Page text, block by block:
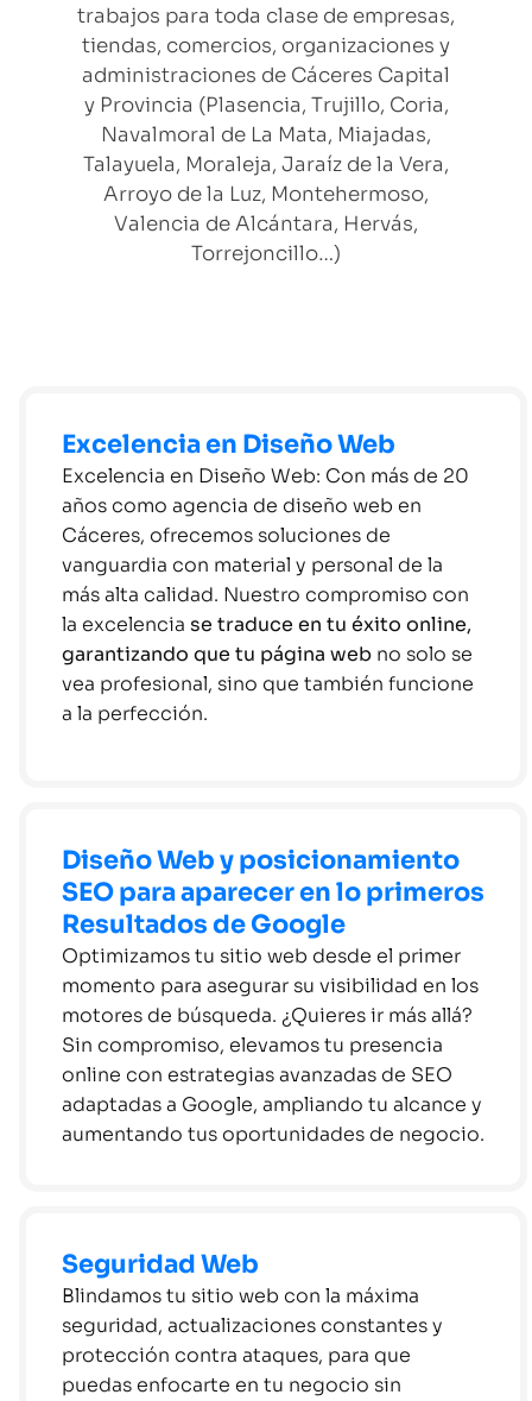
trabajos para toda clase de empresas,
tiendas, comercios, organizaciones y
administraciones de Cáceres Capital
y Provincia (Plasencia, Trujillo, Coria,
Navalmoral de La Mata, Miajadas,
Talayuela, Moraleja, Jaraíz de la Vera,
Arroyo de la Luz, Montehermoso,
Valencia de Alcántara, Hervás,
Torrejoncillo…)
Excelencia en Diseño Web
Excelencia en Diseño Web: Con más de 20
años como agencia de diseño web en
Cáceres, ofrecemos soluciones de
vanguardia con material y personal de la
más alta calidad. Nuestro compromiso con
la excelencia se traduce en tu éxito online,
garantizando que tu página web no solo se
vea profesional, sino que también funcione
a la perfección.
Diseño Web y posicionamiento
SEO para aparecer en lo primeros
Resultados de Google
Optimizamos tu sitio web desde el primer
momento para asegurar su visibilidad en los
motores de búsqueda. ¿Quieres ir más allá?
Sin compromiso, elevamos tu presencia
online con estrategias avanzadas de SEO
adaptadas a Google, ampliando tu alcance y
aumentando tus oportunidades de negocio.
Seguridad Web
Blindamos tu sitio web con la máxima
seguridad, actualizaciones constantes y
protección contra ataques, para que
puedas enfocarte en tu negocio sin